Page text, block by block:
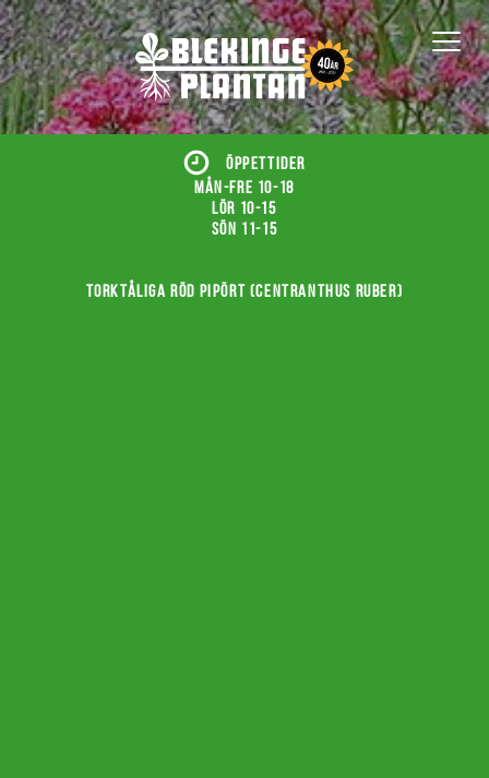
ÖPPETTIDER
Mån-fre 10-18
Lör 10-15
Sön 11-15
Torktåliga röd pipört (Centranthus ruber)